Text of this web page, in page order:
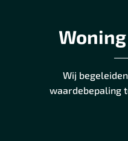
Wij
waardebepaling